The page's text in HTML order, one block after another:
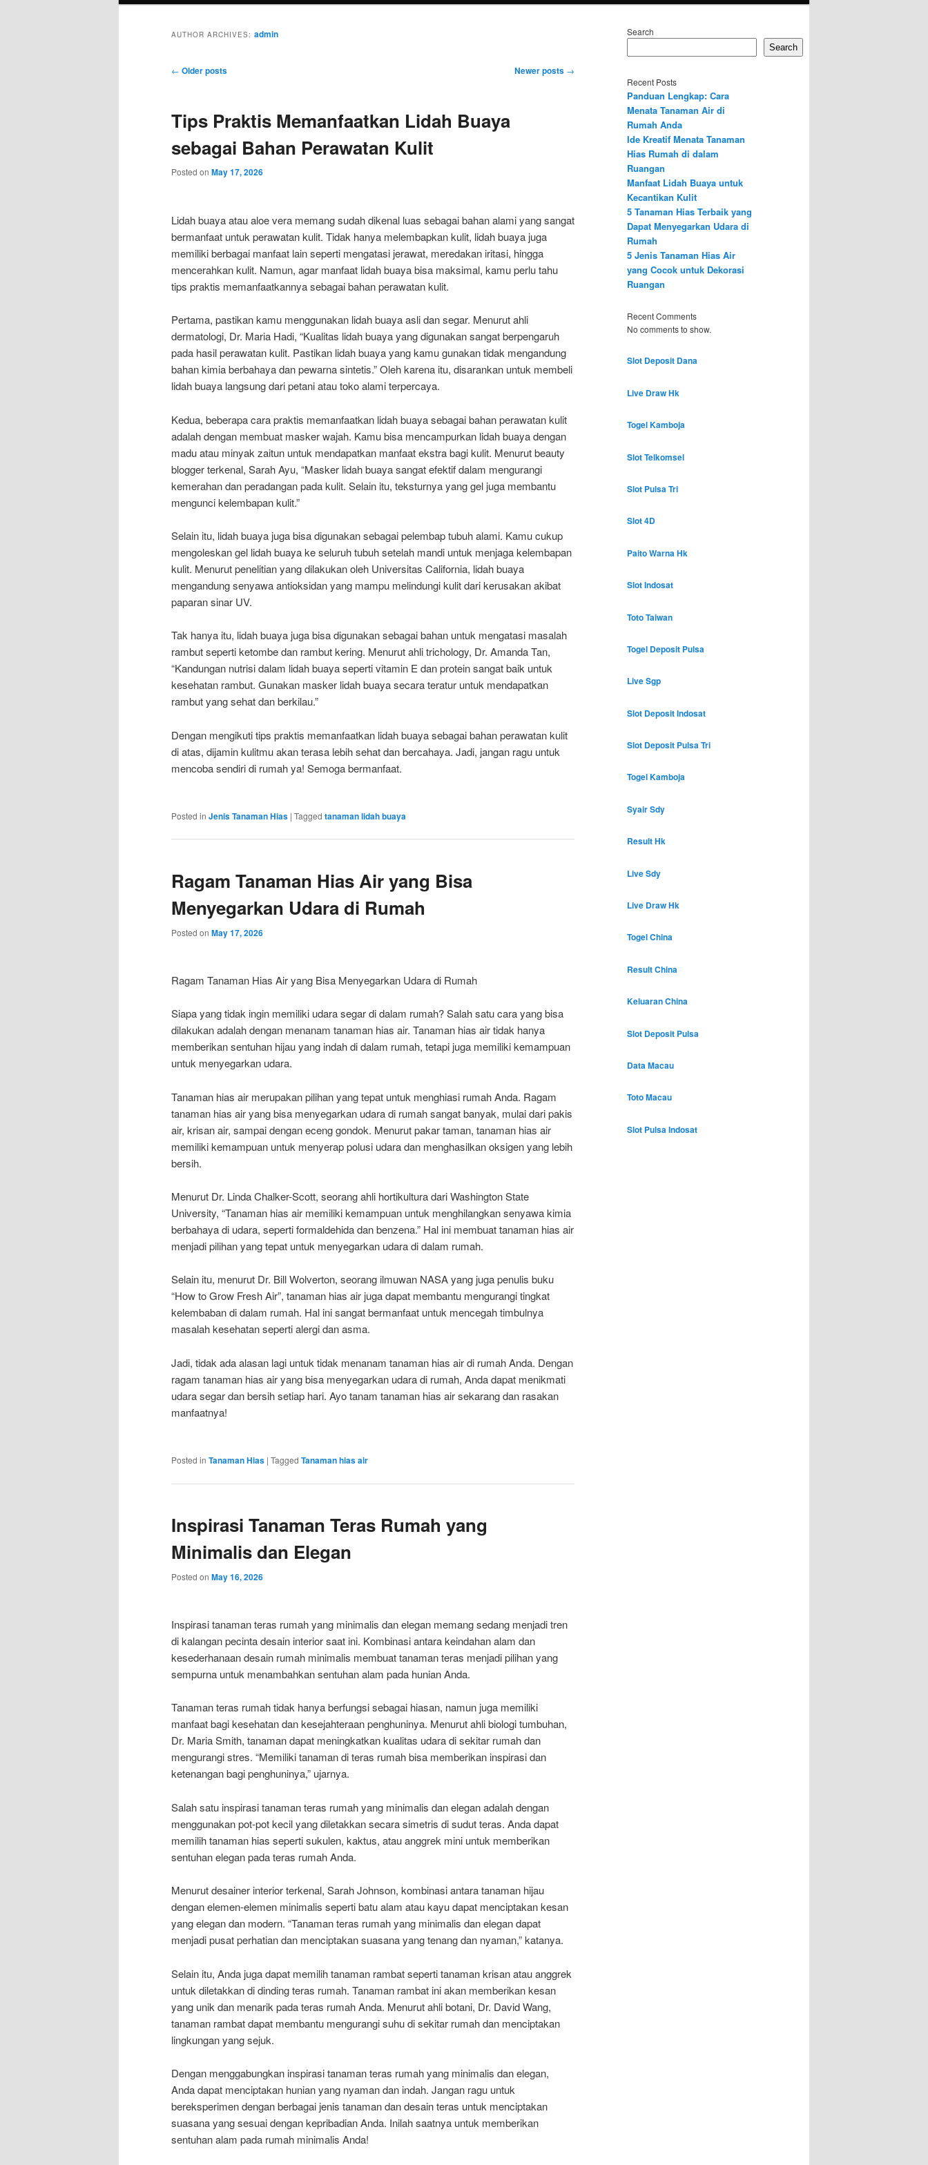
AUTHOR ARCHIVES: admin
Post
← Older posts Newer posts →
Tips Praktis Memanfaatkan Lidah Buaya
sebagai Bahan Perawatan Kulit
Posted on May 17, 2026
Lidah buaya atau aloe vera memang sudah dikenal luas sebagai bahan alami yang sangat
bermanfaat untuk perawatan kulit. Tidak hanya melembapkan kulit, lidah buaya juga
memiliki berbagai manfaat lain seperti mengatasi jerawat, meredakan iritasi, hingga
mencerahkan kulit. Namun, agar manfaat lidah buaya bisa maksimal, kamu perlu tahu
tips praktis memanfaatkannya sebagai bahan perawatan kulit.
Pertama, pastikan kamu menggunakan lidah buaya asli dan segar. Menurut ahli
dermatologi, Dr. Maria Hadi, “Kualitas lidah buaya yang digunakan sangat berpengaruh
pada hasil perawatan kulit. Pastikan lidah buaya yang kamu gunakan tidak mengandung
bahan kimia berbahaya dan pewarna sintetis.” Oleh karena itu, disarankan untuk membeli
lidah buaya langsung dari petani atau toko alami terpercaya.
Kedua, beberapa cara praktis memanfaatkan lidah buaya sebagai bahan perawatan kulit
adalah dengan membuat masker wajah. Kamu bisa mencampurkan lidah buaya dengan
madu atau minyak zaitun untuk mendapatkan manfaat ekstra bagi kulit. Menurut beauty
blogger terkenal, Sarah Ayu, “Masker lidah buaya sangat efektif dalam mengurangi
kemerahan dan peradangan pada kulit. Selain itu, teksturnya yang gel juga membantu
mengunci kelembapan kulit.”
Selain itu, lidah buaya juga bisa digunakan sebagai pelembap tubuh alami. Kamu cukup
mengoleskan gel lidah buaya ke seluruh tubuh setelah mandi untuk menjaga kelembapan
kulit. Menurut penelitian yang dilakukan oleh Universitas California, lidah buaya
mengandung senyawa antioksidan yang mampu melindungi kulit dari kerusakan akibat
paparan sinar UV.
Tak hanya itu, lidah buaya juga bisa digunakan sebagai bahan untuk mengatasi masalah
rambut seperti ketombe dan rambut kering. Menurut ahli trichology, Dr. Amanda Tan,
“Kandungan nutrisi dalam lidah buaya seperti vitamin E dan protein sangat baik untuk
kesehatan rambut. Gunakan masker lidah buaya secara teratur untuk mendapatkan
rambut yang sehat dan berkilau.”
Dengan mengikuti tips praktis memanfaatkan lidah buaya sebagai bahan perawatan kulit
di atas, dijamin kulitmu akan terasa lebih sehat dan bercahaya. Jadi, jangan ragu untuk
mencoba sendiri di rumah ya! Semoga bermanfaat.
Posted in Jenis Tanaman Hias | Tagged tanaman lidah buaya
Ragam Tanaman Hias Air yang Bisa
Menyegarkan Udara di Rumah
Posted on May 17, 2026
Ragam Tanaman Hias Air yang Bisa Menyegarkan Udara di Rumah
Siapa yang tidak ingin memiliki udara segar di dalam rumah? Salah satu cara yang bisa
dilakukan adalah dengan menanam tanaman hias air. Tanaman hias air tidak hanya
memberikan sentuhan hijau yang indah di dalam rumah, tetapi juga memiliki kemampuan
untuk menyegarkan udara.
Tanaman hias air merupakan pilihan yang tepat untuk menghiasi rumah Anda. Ragam
tanaman hias air yang bisa menyegarkan udara di rumah sangat banyak, mulai dari pakis
air, krisan air, sampai dengan eceng gondok. Menurut pakar taman, tanaman hias air
memiliki kemampuan untuk menyerap polusi udara dan menghasilkan oksigen yang lebih
bersih.
Menurut Dr. Linda Chalker-Scott, seorang ahli hortikultura dari Washington State
University, “Tanaman hias air memiliki kemampuan untuk menghilangkan senyawa kimia
berbahaya di udara, seperti formaldehida dan benzena.” Hal ini membuat tanaman hias air
menjadi pilihan yang tepat untuk menyegarkan udara di dalam rumah.
Selain itu, menurut Dr. Bill Wolverton, seorang ilmuwan NASA yang juga penulis buku
“How to Grow Fresh Air”, tanaman hias air juga dapat membantu mengurangi tingkat
kelembaban di dalam rumah. Hal ini sangat bermanfaat untuk mencegah timbulnya
masalah kesehatan seperti alergi dan asma.
Jadi, tidak ada alasan lagi untuk tidak menanam tanaman hias air di rumah Anda. Dengan
ragam tanaman hias air yang bisa menyegarkan udara di rumah, Anda dapat menikmati
udara segar dan bersih setiap hari. Ayo tanam tanaman hias air sekarang dan rasakan
manfaatnya!
Posted in Tanaman Hias | Tagged Tanaman hias air
Inspirasi Tanaman Teras Rumah yang
Minimalis dan Elegan
Posted on May 16, 2026
Inspirasi tanaman teras rumah yang minimalis dan elegan memang sedang menjadi tren
di kalangan pecinta desain interior saat ini. Kombinasi antara keindahan alam dan
kesederhanaan desain rumah minimalis membuat tanaman teras menjadi pilihan yang
sempurna untuk menambahkan sentuhan alam pada hunian Anda.
Tanaman teras rumah tidak hanya berfungsi sebagai hiasan, namun juga memiliki
manfaat bagi kesehatan dan kesejahteraan penghuninya. Menurut ahli biologi tumbuhan,
Dr. Maria Smith, tanaman dapat meningkatkan kualitas udara di sekitar rumah dan
mengurangi stres. “Memiliki tanaman di teras rumah bisa memberikan inspirasi dan
ketenangan bagi penghuninya,” ujarnya.
Salah satu inspirasi tanaman teras rumah yang minimalis dan elegan adalah dengan
menggunakan pot-pot kecil yang diletakkan secara simetris di sudut teras. Anda dapat
memilih tanaman hias seperti sukulen, kaktus, atau anggrek mini untuk memberikan
sentuhan elegan pada teras rumah Anda.
Menurut desainer interior terkenal, Sarah Johnson, kombinasi antara tanaman hijau
dengan elemen-elemen minimalis seperti batu alam atau kayu dapat menciptakan kesan
yang elegan dan modern. “Tanaman teras rumah yang minimalis dan elegan dapat
menjadi pusat perhatian dan menciptakan suasana yang tenang dan nyaman,” katanya.
Selain itu, Anda juga dapat memilih tanaman rambat seperti tanaman krisan atau anggrek
untuk diletakkan di dinding teras rumah. Tanaman rambat ini akan memberikan kesan
yang unik dan menarik pada teras rumah Anda. Menurut ahli botani, Dr. David Wang,
tanaman rambat dapat membantu mengurangi suhu di sekitar rumah dan menciptakan
lingkungan yang sejuk.
Dengan menggabungkan inspirasi tanaman teras rumah yang minimalis dan elegan,
Anda dapat menciptakan hunian yang nyaman dan indah. Jangan ragu untuk
bereksperimen dengan berbagai jenis tanaman dan desain teras untuk menciptakan
suasana yang sesuai dengan kepribadian Anda. Inilah saatnya untuk memberikan
sentuhan alam pada rumah minimalis Anda!
Search
Search
Recent Posts
Panduan Lengkap: Cara
Menata Tanaman Air di
Rumah Anda
Ide Kreatif Menata Tanaman
Hias Rumah di dalam
Ruangan
Manfaat Lidah Buaya untuk
Kecantikan Kulit
5 Tanaman Hias Terbaik yang
Dapat Menyegarkan Udara di
Rumah
5 Jenis Tanaman Hias Air
yang Cocok untuk Dekorasi
Ruangan
Recent Comments
No comments to show.
Slot Deposit Dana
Live Draw Hk
Togel Kamboja
Slot Telkomsel
Slot Pulsa Tri
Slot 4D
Paito Warna Hk
Slot Indosat
Toto Taiwan
Togel Deposit Pulsa
Live Sgp
Slot Deposit Indosat
Slot Deposit Pulsa Tri
Togel Kamboja
Syair Sdy
Result Hk
Live Sdy
Live Draw Hk
Togel China
Result China
Keluaran China
Slot Deposit Pulsa
Data Macau
Toto Macau
Slot Pulsa Indosat